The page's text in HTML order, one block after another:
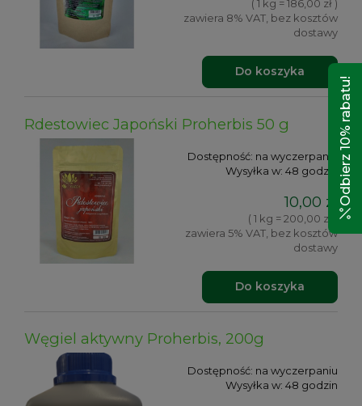
( 1 kg = 186,00 zł )
zawiera 8% VAT, bez kosztów
dostawy
Do koszyka
Rdestowiec Japoński Proherbis 50 g
Dostępność: na wyczerpaniu
Wysyłka w: 48 godzin
10,00 zł
( 1 kg = 200,00 zł )
zawiera 5% VAT, bez kosztów
dostawy
Do koszyka
Węgiel aktywny Proherbis, 200g
Dostępność: na wyczerpaniu
Wysyłka w: 48 godzin
Odbierz 10% rabatu!